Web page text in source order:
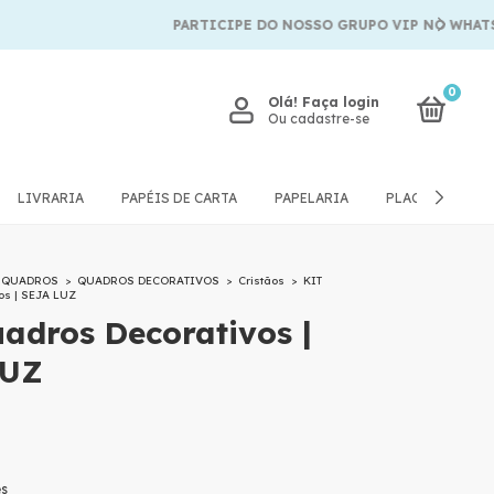
PARTICIPE DO NOSSO GRUPO VIP NO WHATSAPP
Olá! Faça login
Ou cadastre-se
0
LIVRARIA PAPÉIS DE CARTA PAPELARIA PLACAS E
> QUADROS DECORATIVOS > Cristãos > KIT
| SEJA LUZ
Decorativos |